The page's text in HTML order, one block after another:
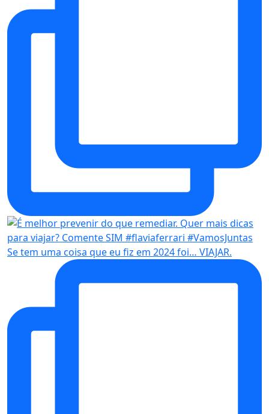
Se tem uma coisa que eu fiz em 2024 foi… VIAJAR.